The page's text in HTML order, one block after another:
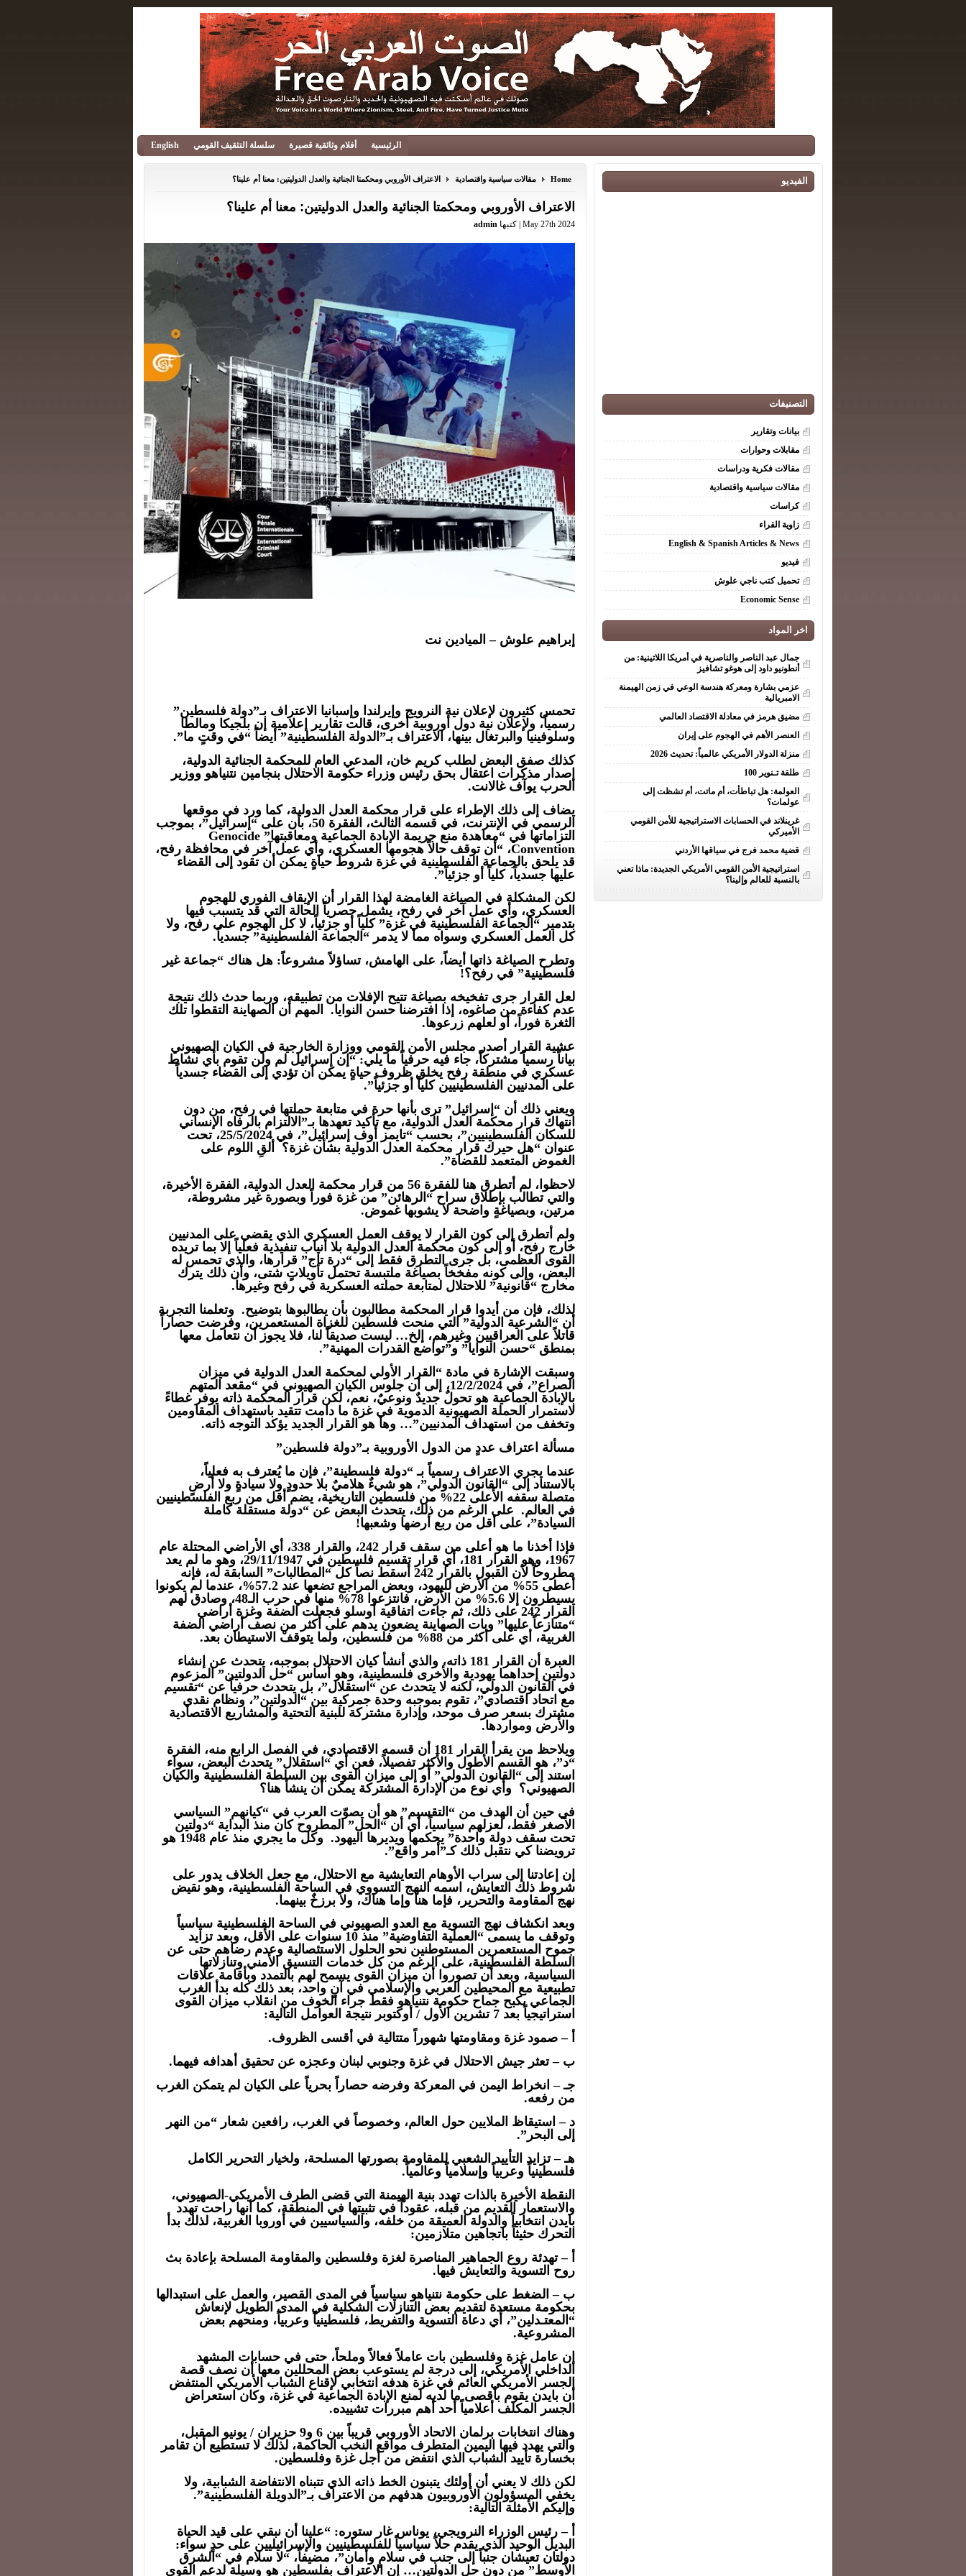
الرئيسية أفلام وثائقية قصيرة سلسلة التثقيف القومي English
Home مقالات سياسية واقتصادية الاعتراف الأوروبي ومحكمتا الجنائية والعدل الدوليتين: معنا أم علينا؟
الاعتراف الأوروبي ومحكمتا الجنائية والعدل الدوليتين: معنا أم علينا؟
May 27th 2024 | كتبها admin
إبراهيم علوش – الميادين نت
تحمس كثيرون لإعلان نية النرويج وإيرلندا وإسبانيا الاعتراف بـ”دولة فلسطين”
رسمياً، ولإعلان نية دول أوروبية أخرى، قالت تقارير إعلامية إن بلجيكا ومالطا
وسلوفينيا والبرتغال بينها، الاعتراف بـ”الدولة الفلسطينية” أيضاً “في وقتٍ ما”.
كذلك صفق البعض لطلب كريم خان، المدعي العام للمحكمة الجنائية الدولية،
إصدار مذكرات اعتقال بحق رئيس وزراء حكومة الاحتلال بنجامين نتنياهو ووزير
الحرب يوآف غالانت.
يضاف إلى ذلك الإطراء على قرار محكمة العدل الدولية، كما ورد في موقعها
الرسمي في الإنترنت، في قسمه الثالث، الفقرة 50، بأن على “إسرائيل”، بموجب
التزاماتها في “معاهدة منع جريمة الإبادة الجماعية ومعاقبتها” Genocide
Convention، “أن توقف حالاً هجومها العسكري، وأي عمل آخر في محافظة رفح،
قد يلحق بالجماعة الفلسطينية في غزة شروطَ حياةٍ يمكن أن تقود إلى القضاء
عليها جسدياً، كلياً أو جزئياً”.
لكن المشكلة في الصياغة الغامضة لهذا القرار أن الإيقاف الفوري للهجوم
العسكري، وأي عمل آخر في رفح، يشمل حصرياً الحالة التي قد يتسبب فيها
بتدمير “الجماعة الفلسطينية في غزة” كلياً أو جزئياً، لا كل الهجوم على رفح، ولا
كل العمل العسكري وسواه مما لا يدمر “الجماعة الفلسطينية” جسدياً.
وتطرح الصياغة ذاتها أيضاً، على الهامش، تساؤلاً مشروعاً: هل هناك “جماعة غير
فلسطينية” في رفح؟!
لعل القرار جرى تفخيخه بصياغة تتيح الإفلات من تطبيقه، وربما حدث ذلك نتيجة
عدم كفاءة من صاغوه، إذا افترضنا حسن النوايا. المهم أن الصهاينة التقطوا تلك
الثغرة فوراً، أو لعلهم زرعوها.
عشية القرار أصدر مجلس الأمن القومي ووزارة الخارجية في الكيان الصهيوني
بياناً رسمياً مشتركاً، جاء فيه حرفياً ما يلي: “إن إسرائيل لم ولن تقوم بأي نشاط
عسكري في منطقة رفح يخلق ظروف حياةٍ يمكن أن تؤدي إلى القضاء جسدياً
على المدنيين الفلسطينيين كلياً أو جزئياً”.
ويعني ذلك أن “إسرائيل” ترى بأنها حرة في متابعة حملتها في رفح، من دون
انتهاك قرار محكمة العدل الدولية، مع تأكيد تعهدها بـ”الالتزام بالرفاه الإنساني
للسكان الفلسطينيين”، بحسب “تايمز أوف إسرائيل”، في 25/5/2024، تحت
عنوان “هل حيرك قرار محكمة العدل الدولية بشأن غزة؟ ألقِ اللوم على
الغموض المتعمد للقضاة”.
لاحظوا، لم أتطرق هنا للفقرة 56 من قرار محكمة العدل الدولية، الفقرة الأخيرة،
والتي تطالب بإطلاق سراح “الرهائن” من غزة فوراً وبصورة غير مشروطة،
مرتين، وبصياغةٍ واضحة لا يشوبها غموض.
ولم أتطرق إلى كون القرار لا يوقف العمل العسكري الذي يقضي على المدنيين
خارج رفح، أو إلى كون محكمة العدل الدولية بلا أنياب تنفيذية فعلياً إلا بما تريده
القوى العظمى، بل جرى التطرق فقط إلى “درة تاج” قرارها، والذي تحمس له
البعض، وإلى كونه مفخخاً بصياغة ملتبسة تحتمل تأويلاتٍ شتى، وأن ذلك يترك
مخارج “قانونية” للاحتلال لمتابعة حملته العسكرية في رفح وغيرها.
لذلك، فإن من أيدوا قرار المحكمة مطالبون بأن يطالبوها بتوضيح. وتعلمنا التجربة
أن “الشرعية الدولية” التي منحت فلسطين للغزاة المستعمرين، وفرضت حصاراً
قاتلاً على العراقيين وغيرهم، إلخ… ليست صديقاً لنا، فلا يجوز أن نتعامل معها
بمنطق “حسن النوايا” و”تواضع القدرات المهنية”.
وسبقت الإشارة في مادة “القرار الأولي لمحكمة العدل الدولية في ميزان
الصراع”، في 12/2/2024، إلى أن جلوس الكيان الصهيوني في “مقعد المتهم
بالإبادة الجماعية هو تحولٌ جديدٌ ونوعيٌ، نعم، لكن قرار المحكمة ذاته يوفر غطاءً
لاستمرار الحملة الصهيونية الدموية في غزة ما دامت تتقيد باستهداف المقاومين
وتخفف من استهداف المدنيين”… وها هو القرار الجديد يؤكد التوجه ذاته.
مسألة اعتراف عددٍ من الدول الأوروبية بـ”دولة فلسطين”
عندما يجري الاعتراف رسمياً بـ “دولة فلسطينة”، فإن ما يُعترف به فعلياً،
بالاستناد إلى “القانون الدولي”، هو شيءٌ هلاميٌ بلا حدودٍ ولا سيادةٍ ولا أرضٍ
متصلة سقفه الأعلى 22% من فلسطين التاريخية، يضم أقل من ربع الفلسطينيين
في العالم. على الرغم من ذلك، يتحدث البعض عن “دولة مستقلة كاملة
السيادة”، على أقل من ربع أرضها وشعبها!
فإذا أخذنا ما هو أعلى من سقف قرار 242، والقرار 338، أي الأراضي المحتلة عام
1967، وهو القرار 181، أي قرار تقسيم فلسطين في 29/11/1947، وهو ما لم يعد
مطروحاً لأن القبول بالقرار 242 أسقط نصاً كل “المطالبات” السابقة له، فإنه
أعطى 55% من الأرض لليهود، وبعض المراجع تضعها عند 57.2%، عندما لم يكونوا
يسيطرون إلا 5.6% من الأرض، فانتزعوا 78% منها في حرب الـ48، وصادق لهم
القرار 242 على ذلك، ثم جاءت اتفاقية أوسلو فجعلت الضفة وغزة أراضي
“متنازعاً عليها” وبات الصهاينة يضعون يدهم على أكثر من نصف أراضي الضفة
الغربية، أي على أكثر من 88% من فلسطين، ولما يتوقفْ الاستيطان بعد.
العبرة أن القرار 181 ذاته، والذي أنشأ كيان الاحتلال بموجبه، يتحدث عن إنشاء
دولتين إحداهما يهودية والأخرى فلسطينية، وهو أساس “حل الدولتين” المزعوم
في القانون الدولي، لكنه لا يتحدث عن “استقلال”، بل يتحدث حرفياً عن “تقسيم
مع اتحاد اقتصادي”، تقوم بموجبه وحدة جمركية بين “الدولتين”، ونظام نقدي
مشترك بسعر صرف موحد، وإدارة مشتركة للبنية التحتية والمشاريع الاقتصادية
والأرض ومواردها.
ويلاحظ من يقرأ القرار 181 أن قسمه الاقتصادي، في الفصل الرابع منه، الفقرة
“د”، هو القسم الأطول والأكثر تفصيلاً، فعن أي “استقلال” يتحدث البعض، سواء
استند إلى “القانون الدولي” أو إلى ميزان القوى بين السلطة الفلسطينية والكيان
الصهيوني؟ وأي نوع من الإدارة المشتركة يمكن أن ينشأ هنا؟
في حين أن الهدف من “التقسيم” هو أن يصوّت العرب في “كيانهم” السياسي
الأصغر فقط، لعزلهم سياسياً، أي أن “الحل” المطروح كان منذ البداية “دولتين
تحت سقف دولة واحدة” يحكمها ويديرها اليهود. وكل ما يجري منذ عام 1948 هو
ترويضنا كي نتقبل ذلك كـ”أمر واقع”.
إن إعادتنا إلى سراب الأوهام التعايشية مع الاحتلال، مع جعل الخلاف يدور على
شروط ذلك التعايش، اسمه النهج التسووي في الساحة الفلسطينية، وهو نقيض
نهج المقاومة والتحرير، فإما هنا وإما هناك، ولا برزخٌ بينهما.
وبعد انكشاف نهج التسوية مع العدو الصهيوني في الساحة الفلسطينية سياسياً
وتوقف ما يسمى “العملية التفاوضية” منذ 10 سنوات على الأقل، وبعد تزايد
جموح المستعمرين المستوطنين نحو الحلول الاستئصالية وعدم رضاهم حتى عن
السلطة الفلسطينية، على الرغم من كل خدمات التنسيق الأمني وتنازلاتها
السياسية، وبعد أن تصوروا أن ميزان القوى يسمح لهم بالتمدد وبأقامة علاقات
تطبيعية مع المحيطين العربي والإسلامي في آنٍ واحد، بعد ذلك كله بدأ الغرب
الجماعي بكبح جماح حكومة نتنياهو فقط جراء الخوف من انقلاب ميزان القوى
استراتيجياً بعد 7 تشرين الأول / أوكتوبر نتيجة العوامل التالية:
أ – صمود غزة ومقاومتها شهوراً متتالية في أقسى الظروف.
ب – تعثر جيش الاحتلال في غزة وجنوبي لبنان وعجزه عن تحقيق أهدافه فيهما.
جـ – انخراط اليمن في المعركة وفرضه حصاراً بحرياً على الكيان لم يتمكن الغرب
من رفعه.
د – استيقاظ الملايين حول العالم، وخصوصاً في الغرب، رافعين شعار “من النهر
إلى البحر”.
هـ – تزايد التأييد الشعبي للمقاومة بصورتها المسلحة، ولخيار التحرير الكامل
فلسطينياً وعربياً وإسلامياً وعالمياً.
النقطة الأخيرة بالذات تهدد بنية الهيمنة التي قضى الطرف الأمريكي-الصهيوني،
والاستعمار القديم من قبله، عقوداً في تثبيتها في المنطقة، كما أنها راحت تهدد
بايدن انتخابياً والدولة العميقة من خلفه، والسياسيين في أوروبا الغربية، لذلك بدأ
التحرك حثيثاً باتجاهين متلازمين:
أ – تهدئة روع الجماهير المناصرة لغزة وفلسطين والمقاومة المسلحة بإعادة بث
روح التسوية والتعايش فيها.
ب – الضغط على حكومة نتنياهو سياسياً في المدى القصير، والعمل على استبدالها
بحكومة مستعدة لتقديم بعض التنازلات الشكلية في المدى الطويل لإنعاش
“المعتـدلين”، أي دعاة التسوية والتفريط، فلسطينياً وعربياً، ومنحهم بعض
المشروعية.
إن عامل غزة وفلسطين بات عاملاً فعالاً وملحاً، حتى في حسابات المشهد
الداخلي الأمريكي، إلى درجة لم يستوعب بعض المحللين معها أن نصف قصة
الجسر الأمريكي العائم في غزة هدفه انتخابي لإقناع الشباب الأمريكي المنتفض
أن بايدن يقوم بأقصى ما لديه لمنع الإبادة الجماعية في غزة، وكان استعراض
الجسر المكلف أعلامياً أحد أهم مبررات تشييده.
وهناك انتخابات برلمان الاتحاد الأوروبي قريباً بين 6 و9 حزيران / يونيو المقبل،
والتي يهدد فيها اليمين المتطرف مواقع النخب الحاكمة، لذلك لا تستطيع أن تقامر
بخسارة تأييد الشباب الذي انتفض من أجل غزة وفلسطين.
لكن ذلك لا يعني أن أولئك يتبنون الخط ذاته الذي تتبناه الانتفاضة الشبابية، ولا
يخفي المسؤولون الأوروبيون هدفهم من الاعتراف بـ”الدويلة الفلسطينية”.
وإليكم الأمثلة التالية:
أ – رئيس الوزراء النرويجي، يوناس غار ستوره: “علينا أن نبقي على قيد الحياة
البديل الوحيد الذي يقدم حلاً سياسياً للفلسطينيين والإسرائيليين على حدٍ سواء:
دولتان تعيشان جنباً إلى جنب في سلامٍ وأمان”، مضيفاً، “لا سلام في “الشرق
الأوسط” من دون حل الدولتين… إن الاعتراف بفلسطين هو وسيلة لدعم القوى
الفيديو
التصنيفات
بيانات وتقارير
مقابلات وحوارات
مقالات فكرية ودراسات
مقالات سياسية واقتصادية
كراسات
زاوية القراء
English & Spanish Articles & News
فيديو
تحميل كتب ناجي علوش
Economic Sense
اخر المواد
جمال عبد الناصر والناصرية في أمريكا اللاتينية: من
أنطونيو داود إلى هوغو تشافيز
عزمي بشارة ومعركة هندسة الوعي في زمن الهيمنة
الامبريالية
مضيق هرمز في معادلة الاقتصاد العالمي
العنصر الأهم في الهجوم على إيران
منزلة الدولار الأمريكي عالمياً: تحديث 2026
طلقة تـنوير 100
العولمة: هل تباطأت، أم ماتت، أم تشظت إلى
عولمات؟
غرينلاند في الحسابات الاستراتيجية للأمن القومي
الأميركي
قضية محمد فرج في سياقها الأردني
استراتيجية الأمن القومي الأمريكي الجديدة: ماذا تعني
بالنسبة للعالم وإلينا؟